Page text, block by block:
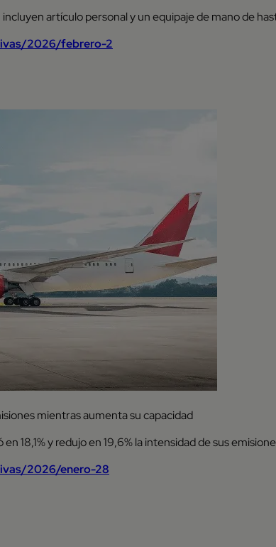
artículo personal y un equipaje de mano de
2026/febrero-2
mientras aumenta su capacidad
18,1% y redujo en 19,6% la intensidad de sus
2026/enero-28